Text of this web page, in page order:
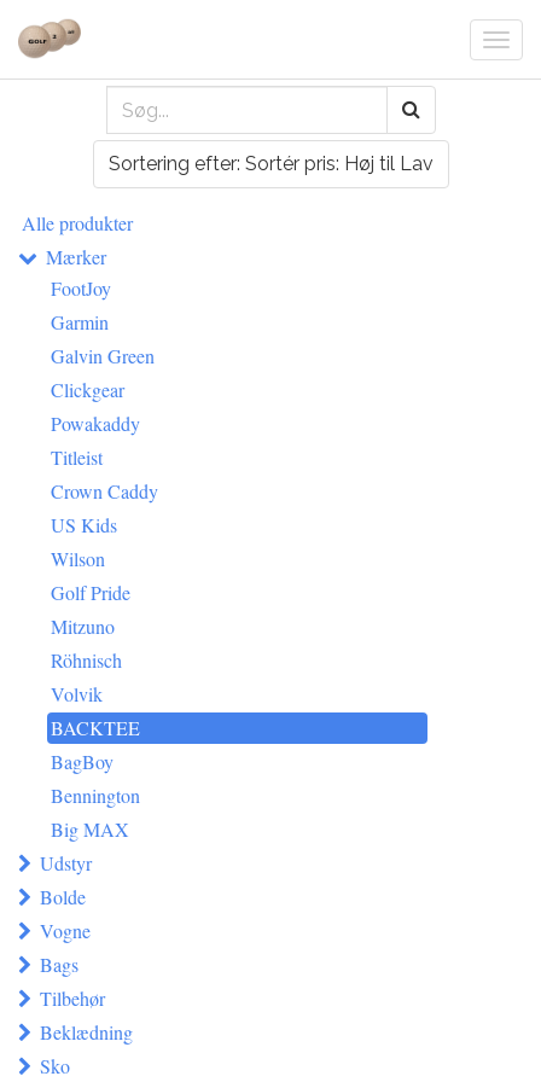
Sortering efter: Sortér pris: Høj til Lav
Alle produkter
Mærker
FootJoy
Garmin
Galvin Green
Clickgear
Powakaddy
Titleist
Crown Caddy
US Kids
Wilson
Golf Pride
Mitzuno
Röhnisch
Volvik
BACKTEE
BagBoy
Bennington
Big MAX
Udstyr
Bolde
Vogne
Bags
Tilbehør
Beklædning
Sko